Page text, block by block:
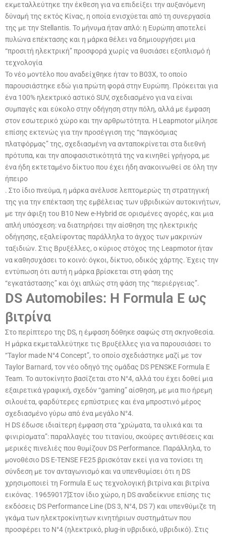
εκμεταλλεύτηκε την έκθεση για να επιδείξει την αυξανόμενη
δύναμή της εκτός Κίνας, η οποία ενισχύεται από τη συνεργασία
της με την Stellantis. Το μήνυμα ήταν απλό: η Ευρώπη αποτελεί
πυλώνα επέκτασης και η μάρκα θέλει να δημιουργήσει μια
“προσιτή ηλεκτρική” προσφορά χωρίς να θυσιάσει εξοπλισμό ή
τεχνολογία
Το νέο μοντέλο που αναδείχθηκε ήταν το B03X, το οποίο
παρουσιάστηκε εδώ για πρώτη φορά στην Ευρώπη. Πρόκειται για
ένα 100% ηλεκτρικό αστικό SUV, σχεδιασμένο για να είναι
συμπαγές και εύκολο στην οδήγηση στην πόλη, αλλά με έμφαση
στον εσωτερικό χώρο και την αρθρωτότητα. Η Leapmotor μίλησε
επίσης εκτενώς για την προσέγγιση της “παγκόσμιας
πλατφόρμας” της, σχεδιασμένη να ανταποκρίνεται στα διεθνή
πρότυπα, και την αποφασιστικότητά της να κινηθεί γρήγορα, με
ένα ήδη εκτεταμένο δίκτυο που έχει ήδη ανακοινωθεί σε όλη την
ήπειρο
. Στο ίδιο πνεύμα, η μάρκα ανέλυσε λεπτομερώς τη στρατηγική
της για την επέκταση της εμβέλειας των υβριδικών αυτοκινήτων,
με την άφιξη του B10 New e-Hybrid σε ορισμένες αγορές, και μια
απλή υπόσχεση: να διατηρήσει την αίσθηση της ηλεκτρικής
οδήγησης, εξαλείφοντας παράλληλα το άγχος των μακρινών
ταξιδιών. Στις Βρυξέλλες, ο κύριος στόχος της Leapmotor ήταν
να καθησυχάσει το κοινό: όγκοι, δίκτυο, οδικός χάρτης. Έχεις την
εντύπωση ότι αυτή η μάρκα βρίσκεται στη φάση της
“εγκατάστασης” και όχι απλώς στη φάση της “περιέργειας”.
DS Automobiles: Η Formula E ως
βιτρίνα
Στο περίπτερο της DS, η έμφαση δόθηκε σαφώς στη σκηνοθεσία.
Η μάρκα εκμεταλλεύτηκε τις Βρυξέλλες για να παρουσιάσει το
“Taylor made N°4 Concept”, το οποίο σχεδιάστηκε μαζί με τον
Taylor Barnard, τον νέο οδηγό της ομάδας DS PENSKE Formula E
Team. Το αυτοκίνητο βασίζεται στο N°4, αλλά του έχει δοθεί μια
εξαιρετικά γραφική, σχεδόν “gaming” αίσθηση, με μια πιο ήρεμη
σιλουέτα, φαρδύτερες ερπύστριες και ένα μπροστινό μέρος
σχεδιασμένο γύρω από ένα μεγάλο N°4.
Η DS έδωσε ιδιαίτερη έμφαση στα “χρώματα, τα υλικά και τα
φινιρίσματα”: παραλλαγές του τιτανίου, σκούρες αντιθέσεις και
μερικές πινελιές που θυμίζουν DS Performance. Παράλληλα, το
μονοθέσιο DS E-TENSE FE25 βρισκόταν εκεί για να τονίσει τη
σύνδεση με τον ανταγωνισμό και να υπενθυμίσει ότι η DS
χρησιμοποιεί τη Formula E ως τεχνολογική βιτρίνα και βιτρίνα
εικόνας. 19659017]Στον ίδιο χώρο, η DS αναδείκνυε επίσης τις
εκδόσεις DS Performance Line (DS 3, N°4, DS 7) και υπενθύμιζε τη
γκάμα των ηλεκτροκίνητων κινητήριων συστημάτων που
προσφέρει το N°4 (ηλεκτρικό, plug-in υβριδικό, υβριδικό). Στις